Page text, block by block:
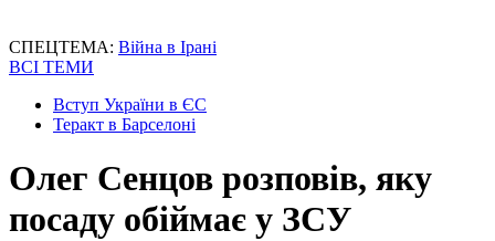
СПЕЦТЕМА: Війна в Ірані
ВСІ ТЕМИ
Вступ України в ЄС
Теракт в Барселоні
Олег Сенцов розповів, яку
посаду обіймає у ЗСУ